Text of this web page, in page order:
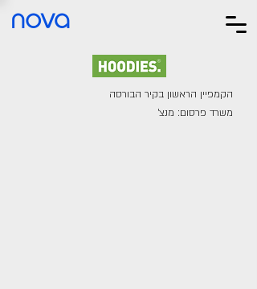
nova
הקמפיין הראשון בקיר הבורסה
משרד פרסום: מנצ'​